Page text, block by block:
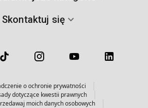
Skontaktuj się
o ochronie prywatności
dotyczące kwestii prawnych
moich danych osobowych